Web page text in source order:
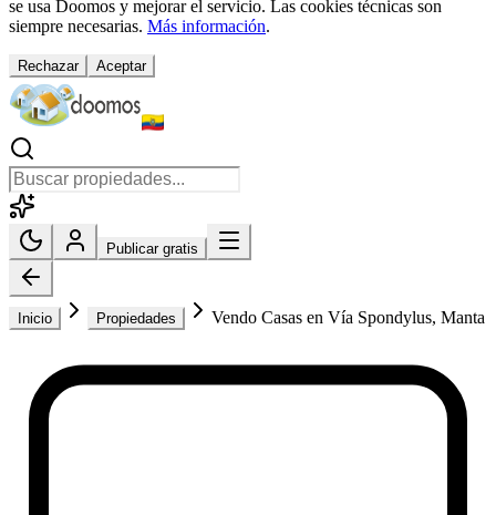
se usa Doomos y mejorar el servicio. Las cookies técnicas son
siempre necesarias. Más información.
Rechazar Aceptar
Publicar gratis
Inicio Propiedades Vendo Casas en Vía Spondylus, Manta